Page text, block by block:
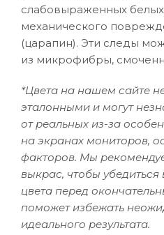
слабовыраженных белых
механического
(царапин). Эти следы
из микрофибры,
*Цвета на нашем сайте
эталонными и могут
от реальных из-за
на экранах мониторов,
факторов. Мы
выкрас, чтобы
цвета перед
поможет избежать
идеального результата.